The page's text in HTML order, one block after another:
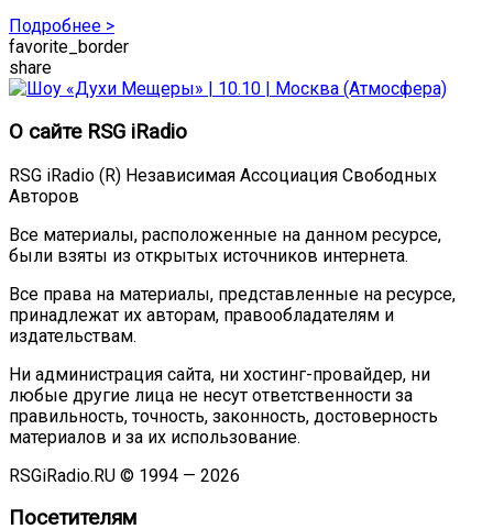
Подробнее >
favorite_border
share
О сайте RSG iRadio
RSG iRadio (R) Независимая Ассоциация Свободных
Авторов
Все материалы, расположенные на данном ресурсе,
были взяты из открытых источников интернета.
Все права на материалы, представленные на ресурсе,
принадлежат их авторам, правообладателям и
издательствам.
Ни администрация сайта, ни хостинг-провайдер, ни
любые другие лица не несут ответственности за
правильность, точность, законность, достоверность
материалов и за их использование.
RSGiRadio.RU © 1994 — 2026
Посетителям